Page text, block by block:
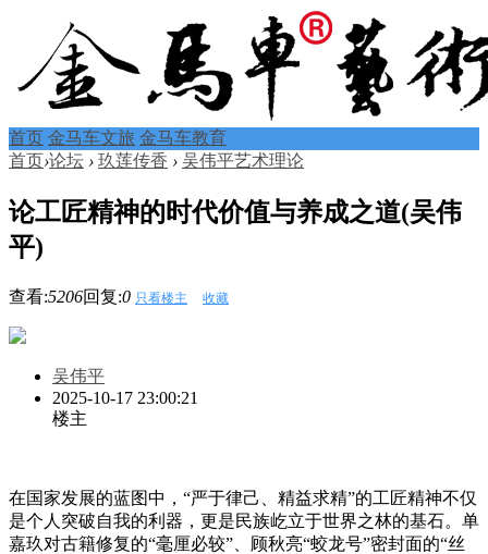
首页 金马车文旅 金马车教育
首页›论坛 › 玖莲传香 › 吴伟平艺术理论
论工匠精神的时代价值与养成之道(吴伟
平)
查看:5206回复:0 只看楼主 收藏
吴伟平
2025-10-17 23:00:21
楼主
在国家发展的蓝图中， “严于律己、精益求精”的工匠精神不仅
是个人突破自我的利器，更是民族屹立于世界之林的基石。单
嘉玖对古籍修复的“毫厘必较”、顾秋亮“蛟龙号”密封面的“丝